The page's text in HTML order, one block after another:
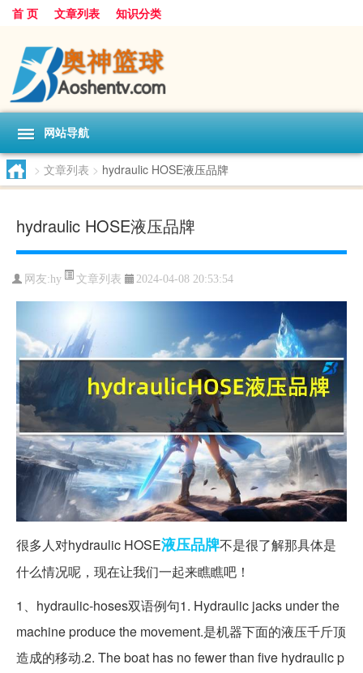
首 页 文章列表 知识分类
网站导航
> 文章列表 > hydraulic HOSE液压品牌
hydraulic HOSE液压品牌
网友:hy 文章列表 2024-04-08 20:53:54
很多人对hydraulic HOSE液压品牌不是很了解那具体是
什么情况呢，现在让我们一起来瞧瞧吧！
1、hydraulic-hoses双语例句1. Hydraulic jacks under the
machine produce the movement.是机器下面的液压千斤顶
造成的移动.2. The boat has no fewer than five hydraulic p